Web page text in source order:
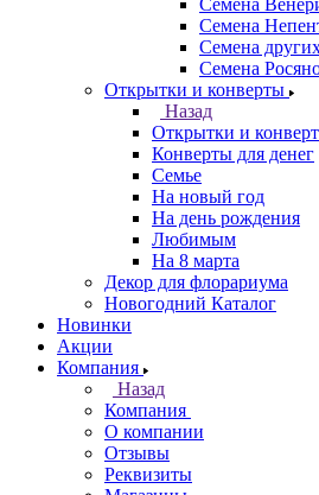
Семена
Семена
Семена
Семена
Открытки и конверты
Назад
Открытки и
Конверты для денег
Семье
На новый год
На день рождения
Любимым
На 8 марта
Декор для флорариума
Новогодний Каталог
Новинки
Акции
Компания
Назад
Компания
О компании
Отзывы
Реквизиты